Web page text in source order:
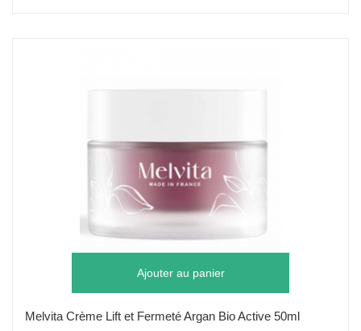
Ajouter au panier
Melvita Crème Lift et Fermeté Argan Bio Active 50ml